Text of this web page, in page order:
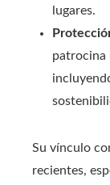
lugares.
patrocina
Su vínculo
recientes,